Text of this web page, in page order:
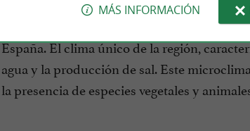
se encuentra
España. El clima único de la región,
agua y la producción de sal. Este
la presencia de especies vegetales y
MÁS INFORMACIÓN